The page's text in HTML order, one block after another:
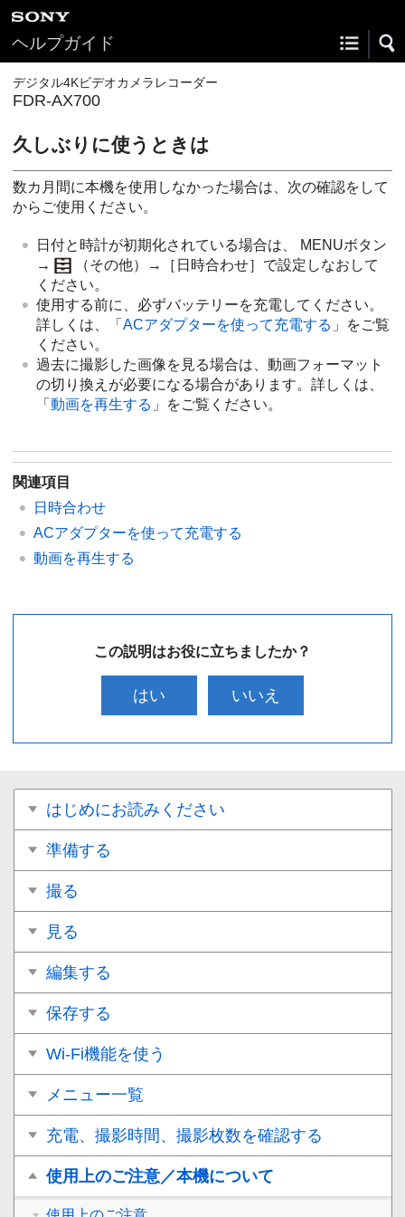
ヘルプガイド
デジタル4Kビデオカメラレコーダー
FDR-AX700
久しぶりに使うときは
数カ月間に本機を使用しなかった場合は、次の確認をして
からご使用ください。
日付と時計が初期化されている場合は、 MENUボタン
→
（その他）→［日時合わせ］で設定しなおして
ください。
使用する前に、必ずバッテリーを充電してください。
詳しくは、「 ACアダプターを使って充電する 」をご覧
ください。
過去に撮影した画像を見る場合は、動画フォーマット
の切り換えが必要になる場合があります。詳しくは、
「 動画を再生する 」をご覧ください。
関連項目
日時合わせ
ACアダプターを使って充電する
動画を再生する
この説明はお役に立ちましたか？
はい いいえ
はじめにお読みください
準備する
撮る
見る
編集する
保存する
Wi-Fi機能を使う
メニュー一覧
充電、撮影時間、撮影枚数を確認する
使用上のご注意／本機について